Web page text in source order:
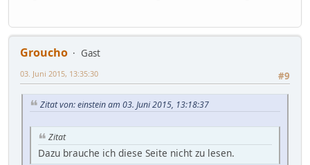
Groucho
Gast
#9
03. Juni 2015, 13:35:30
Zitat von: einstein am 03. Juni 2015, 13:18:37
Zitat
Dazu brauche ich diese Seite nicht zu lesen.